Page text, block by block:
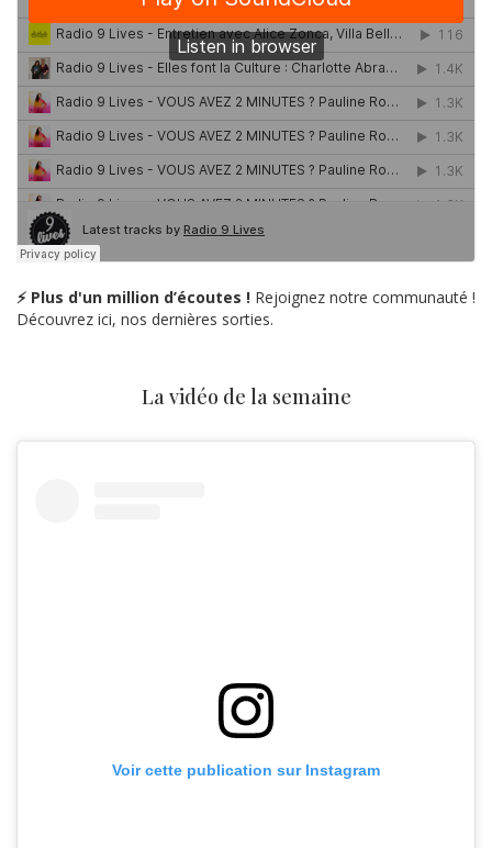
⚡ Plus d'un million d’écoutes ! Rejoignez notre communauté !
Découvrez ici, nos dernières sorties.
La vidéo de la semaine
Voir cette publication sur Instagram